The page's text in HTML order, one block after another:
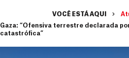
VOCÊ ESTÁ AQUI
Gaza: “Ofensiva terrestre declarada
catastrófica”